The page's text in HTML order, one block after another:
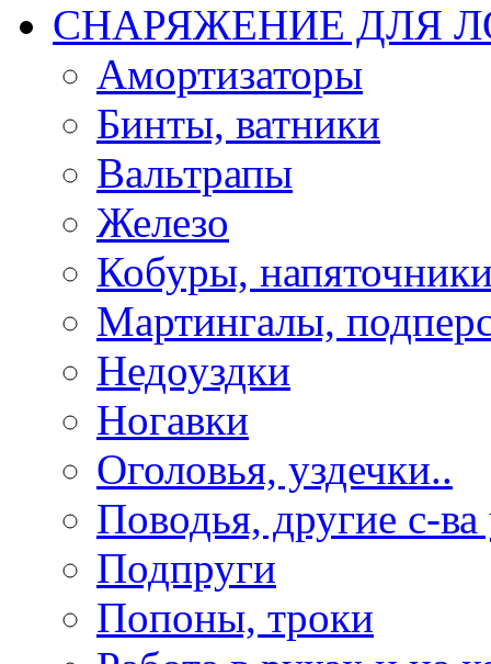
СНАРЯЖЕНИЕ ДЛЯ
Амортизаторы
Бинты, ватники
Вальтрапы
Железо
Кобуры,
Мартингалы,
Недоуздки
Ногавки
Оголовья, уздечки..
Поводья, другие с-
Подпруги
Попоны, троки